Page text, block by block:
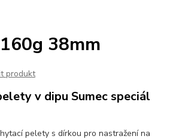
38mm
produkt
v dipu Sumec speciál
pelety s dírkou pro nastražení na